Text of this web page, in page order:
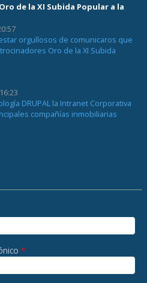
de la XI Subida Popular a la
orgullosos de comunicaros que
Oro de la XI Subida
DRUPAL la Intranet Corporativa
compañías inmobiliarias
*